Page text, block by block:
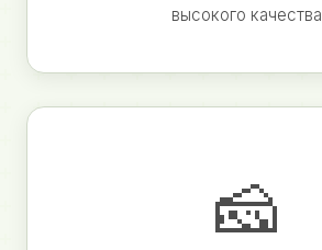
высокого качества
🧀